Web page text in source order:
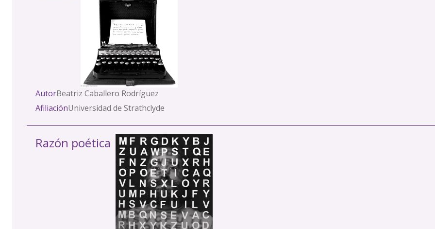
AutorBeatriz Caballero Rodríguez
AfiliaciónUniversidad de Strathclyde
Razón poética